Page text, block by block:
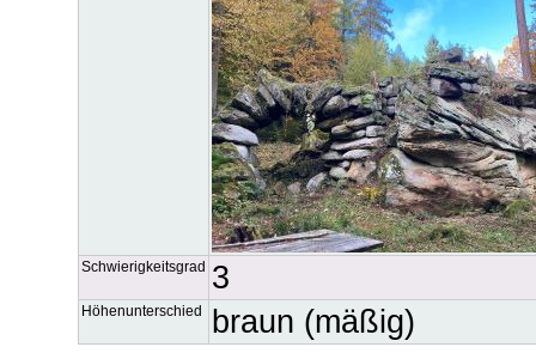
Schwierigkeitsgrad 3
Höhenunterschied braun (mäßig)